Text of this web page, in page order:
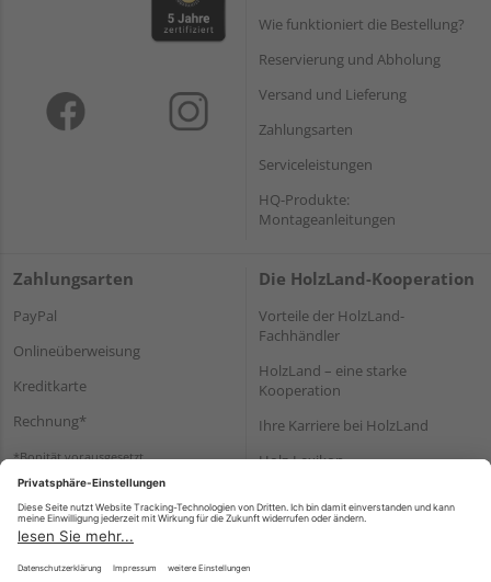
Wie funktioniert die Bestellung?
Reservierung und Abholung
Versand und Lieferung
Zahlungsarten
Serviceleistungen
HQ-Produkte:
Montageanleitungen
Zahlungsarten
PayPal
Onlineüberweisung
Kreditkarte
Rechnung*
*Bonität vorausgesetzt
Die HolzLand-Kooperation
Vorteile der HolzLand-
Fachhändler
HolzLand – eine starke
Kooperation
Ihre Karriere bei HolzLand
Holz-Lexikon